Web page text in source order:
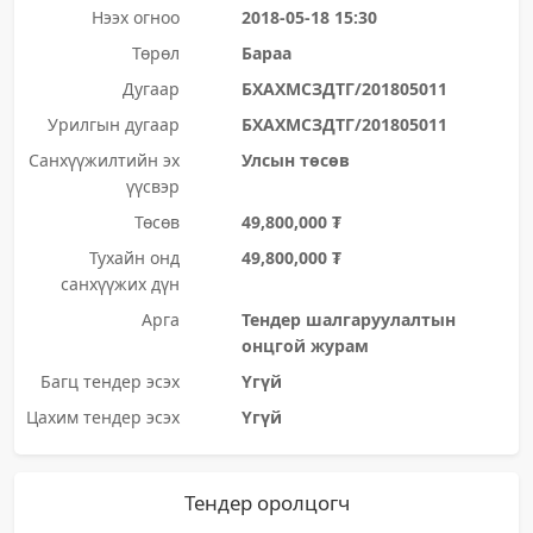
Нээх огноо
2018-05-18 15:30
Төрөл
Бараа
Дугаар
БХАХМСЗДТГ/201805011
Урилгын дугаар
БХАХМСЗДТГ/201805011
Санхүүжилтийн эх
үүсвэр
Улсын төсөв
Төсөв
49,800,000 ₮
Тухайн онд
санхүүжих дүн
49,800,000 ₮
Арга
Тендер шалгаруулалтын
онцгой журам
Багц тендер эсэх
Үгүй
Цахим тендер эсэх
Үгүй
Тендер оролцогч